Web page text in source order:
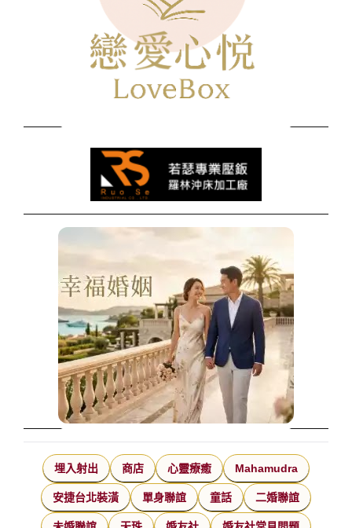
埋入射出 商店 心靈療癒 Mahamudra
安捷台北裝潢 單身聯誼 童話 二婚聯誼